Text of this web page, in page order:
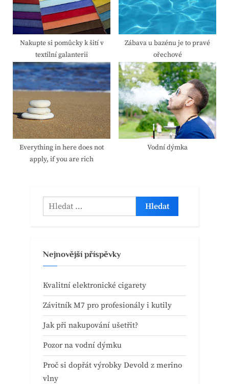
Nakupte si pomůcky k šití v
textilní galanterii
Zábava u bazénu je to pravé
ořechové
Everything in here does not
apply, if you are rich
Vodní dýmka
Vyhledávání
Nejnovější příspěvky
Kvalitní elektronické cigarety
Závitník M7 pro profesionály i kutily
Jak při nakupování ušetřit?
Pozor na vodní dýmku
Proč si dopřát výrobky Devold z merino
vlny